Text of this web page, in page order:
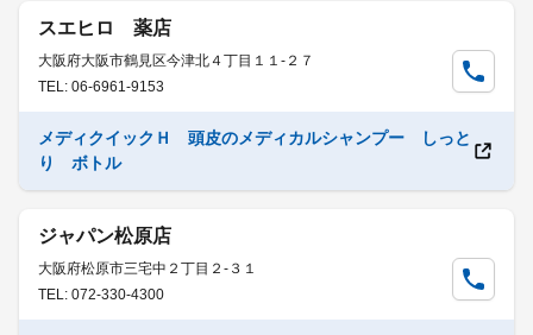
スエヒロ 薬店
大阪府大阪市鶴見区今津北４丁目１１-２７
TEL: 06-6961-9153
メディクイックＨ 頭皮のメディカルシャンプー しっと
り ボトル
ジャパン松原店
大阪府松原市三宅中２丁目２-３１
TEL: 072-330-4300